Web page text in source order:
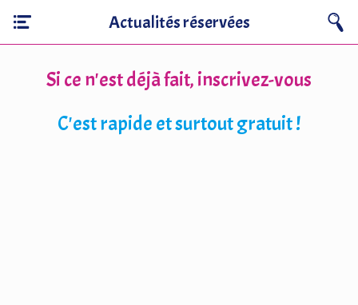
Actualités réservées
Si ce n'est déjà fait, inscrivez-vous
C'est rapide et surtout gratuit !